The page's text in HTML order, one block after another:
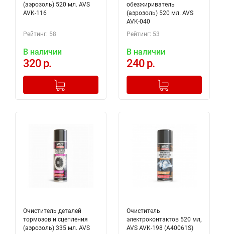
(аэрозоль) 520 мл. AVS
AVK-116
Рейтинг: 58
В наличии
320 р.
+
Добавлено в корзину
обезжириватель
(аэрозоль) 520 мл. AVS
AVK-040
Рейтинг: 53
В наличии
240 р.
+
Добавлено в корзину
Очиститель деталей
тормозов и сцепления
(аэрозоль) 335 мл. AVS
Очиститель
электроконтактов 520 мл,
AVS AVK-198 (A40061S)